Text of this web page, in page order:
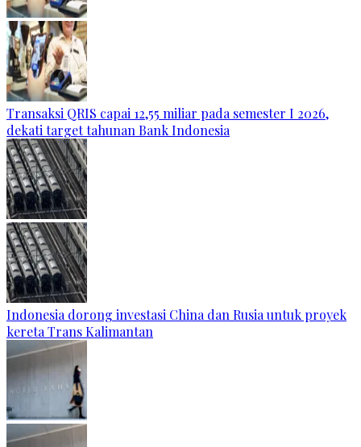
Transaksi QRIS capai 12,55 miliar pada semester I 2026,
dekati target tahunan Bank Indonesia
Indonesia dorong investasi China dan Rusia untuk proyek
kereta Trans Kalimantan